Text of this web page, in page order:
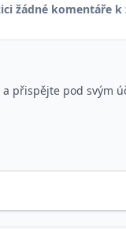
žádné komentáře k
a přispějte pod svým